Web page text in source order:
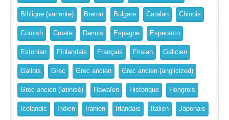
Biblique (variante) Breton Bulgare Catalan Chinois
Cornish Croate Danois Espagne Esperanto
Estonian Finlandais Français Frisian Galicien
Gallois Grec Grec ancien Grec ancien (anglicized)
Grec ancien (latinisé) Hawaïen Historique Hongrois
Icelandic Indien Iranien Irlandais Italien Japonais